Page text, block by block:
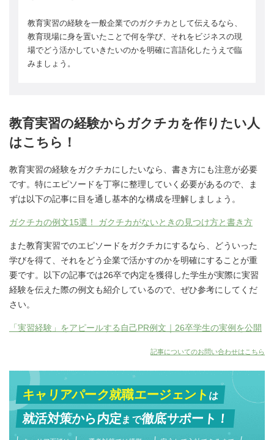
教育実習の経験を一般企業でのガクチカとして伝えるなら、
教育現場に身を置いたことで何を学び、それをビジネスの現
場でどう活かしていきたいのかを明確に言語化したうえで臨
みましょう。
教育実習の経験からガクチカを作りたい人
はこちら！
教育実習の経験をガクチカにしたいなら、書き方にも注意が必要
です。特にエピソードを丁寧に整理していく必要があるので、ま
ずは以下の記事に目を通し基本的な構成を理解しましょう。
ガクチカの例文15選！ ガクチカがないときの見つけ方と書き方
また教育実習でのエピソードをガクチカにするなら、どういった
学びを得て、それをどう企業で活かすのかを明確にすることが重
要です。以下の記事では26卒で内定を獲得した学生が実際に実習
経験を伝えた際の例文も紹介しているので、ぜひ参考にしてくだ
さい。
「実習経験」をアピールする自己PR例文｜26卒学生の実例を公開
記事についてのお問い合わせはこちら
キャリアパーク就職エージェントは
就活対策から内定まで徹底サポート！